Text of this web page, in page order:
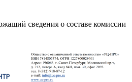
сведения о составе комиссии